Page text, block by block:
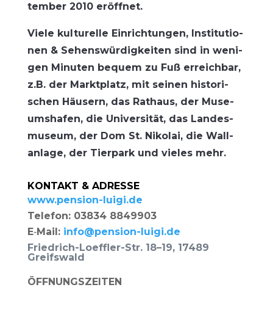
tem­ber 2010 eröffnet.
Vie­le kul­tu­rel­le Ein­rich­tun­gen, Insti­tu­tio­
nen & Sehens­wür­dig­kei­ten sind in weni­
gen Minu­ten bequem zu Fuß erreich­bar,
z.B. der Markt­platz, mit sei­nen his­to­ri­
schen Häu­sern, das Rat­haus, der Muse­
ums­ha­fen, die Uni­ver­si­tät, das Lan­des­
mu­se­um, der Dom St. Niko­lai, die Wall­
an­la­ge, der Tier­park und vie­les mehr.
KONTAKT & ADRESSE
www.pension-luigi.de
Tele­fon: 03834 8849903
E‑Mail: info@pension-luigi.de
Fried­rich-Loeff­ler-Str. 18–19, 17489
Greifswald
ÖFFNUNGSZEITEN